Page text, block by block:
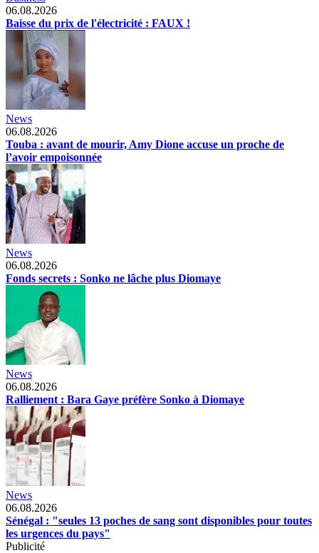
06.08.2026
Baisse du prix de l'électricité : FAUX !
News
06.08.2026
Touba : avant de mourir, Amy Dione accuse un proche de
l’avoir empoisonnée
News
06.08.2026
Fonds secrets : Sonko ne lâche plus Diomaye
News
06.08.2026
Ralliement : Bara Gaye préfère Sonko à Diomaye
News
06.08.2026
Sénégal : "seules 13 poches de sang sont disponibles pour toutes
les urgences du pays"
Publicité